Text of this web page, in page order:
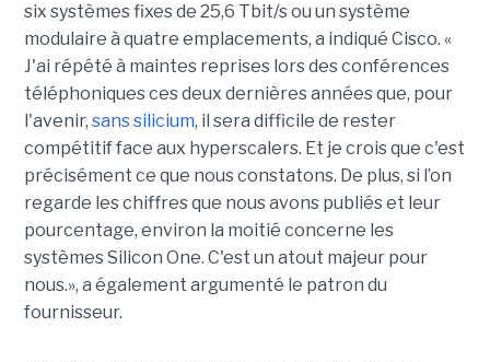
six systèmes fixes de 25,6 Tbit/s ou un système
modulaire à quatre emplacements, a indiqué Cisco. «
J'ai répété à maintes reprises lors des conférences
téléphoniques ces deux dernières années que, pour
l'avenir, sans silicium, il sera difficile de rester
compétitif face aux hyperscalers. Et je crois que c'est
précisément ce que nous constatons. De plus, si l’on
regarde les chiffres que nous avons publiés et leur
pourcentage, environ la moitié concerne les
systèmes Silicon One. C'est un atout majeur pour
nous.», a également argumenté le patron du
fournisseur.